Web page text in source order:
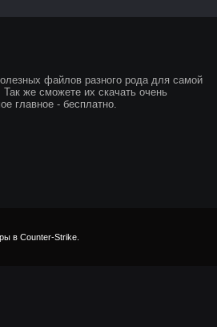
файлов разного рода для самой
же сможете их скачать очень
главное - бесплатно.
в Counter-Strike.